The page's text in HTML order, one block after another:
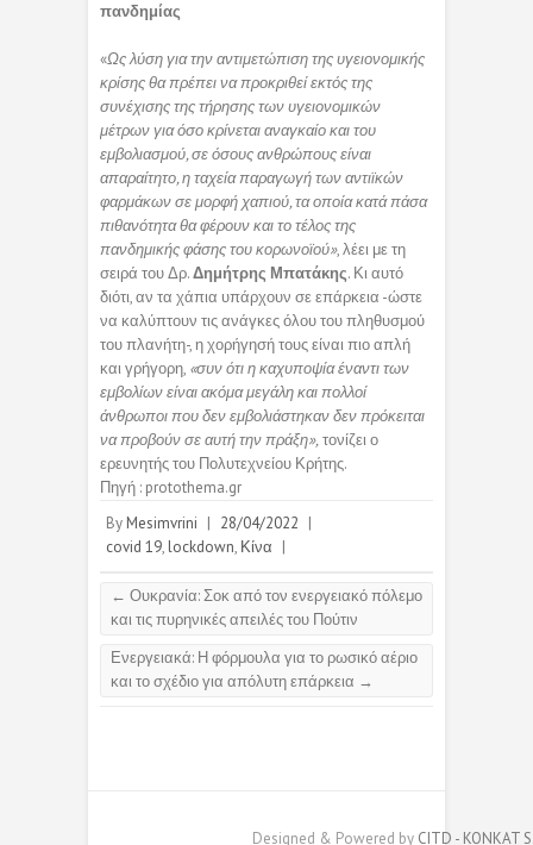
πανδημίας
«Ως λύση για την αντιμετώπιση της υγειονομικής
κρίσης θα πρέπει να προκριθεί εκτός της
συνέχισης της τήρησης των υγειονομικών
μέτρων για όσο κρίνεται αναγκαίο και του
εμβολιασμού, σε όσους ανθρώπους είναι
απαραίτητο, η ταχεία παραγωγή των αντιϊκών
φαρμάκων σε μορφή χαπιού, τα οποία κατά πάσα
πιθανότητα θα φέρουν και το τέλος της
πανδημικής φάσης του κορωνοϊού», λέει με τη
σειρά του Δρ.Δημήτρης Μπατάκης. Κι αυτό
διότι, αν τα χάπια υπάρχουν σε επάρκεια -ώστε
να καλύπτουν τις ανάγκες όλου του πληθυσμού
του πλανήτη-, η χορήγησή τους είναι πιο απλή
και γρήγορη, «συν ότι η καχυποψία έναντι των
εμβολίων είναι ακόμα μεγάλη και πολλοί
άνθρωποι που δεν εμβολιάστηκαν δεν πρόκειται
να προβούν σε αυτή την πράξη»,τονίζει ο
ερευνητής του Πολυτεχνείου Κρήτης.
Πηγή : protothema.gr
By Mesimvrini | 28/04/2022 |
covid 19, lockdown, Κίνα |
← Ουκρανία: Σοκ από τον ενεργειακό πόλεμο
και τις πυρηνικές απειλές του Πούτιν
Ενεργειακά: Η φόρμουλα για το ρωσικό αέριο
και το σχέδιο για απόλυτη επάρκεια →
Designed & Powered by CITD - KONKAT